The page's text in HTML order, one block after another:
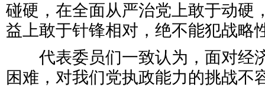
碰硬，在全面从严治党上敢于动硬
益上敢于针锋相对，绝不能犯战略
代表委员们一致认为，面对经
困难，对我们党执政能力的挑战不